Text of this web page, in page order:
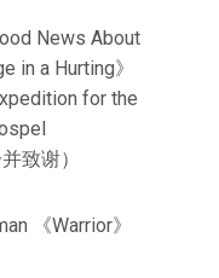
News About
in a Hurting》
for the
致谢）
《Warrior》